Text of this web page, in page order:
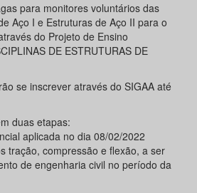
para monitores voluntários das
Aço I e Estruturas de Aço II para o
do Projeto de Ensino
DE ESTRUTURAS DE
se inscrever através do SIGAA até
duas etapas:
aplicada no dia 08/02/2022
tração, compressão e flexão, a ser
de engenharia civil no período da